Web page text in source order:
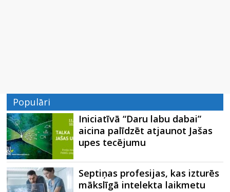
Populāri
Iniciatīvā “Daru labu dabai”
aicina palīdzēt atjaunot Jašas
upes tecējumu
Septiņas profesijas, kas izturēs
mākslīgā intelekta laikmetu